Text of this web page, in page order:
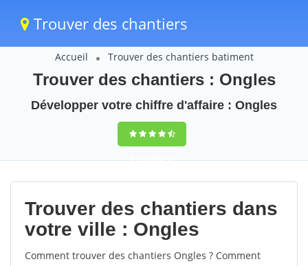
Trouver des chantiers
Accueil Trouver des chantiers batiment
Trouver des chantiers : Ongles
Développer votre chiffre d'affaire : Ongles
9,5(100%)47
votes
Trouver des chantiers dans
votre ville : Ongles
Comment trouver des chantiers Ongles ? Comment